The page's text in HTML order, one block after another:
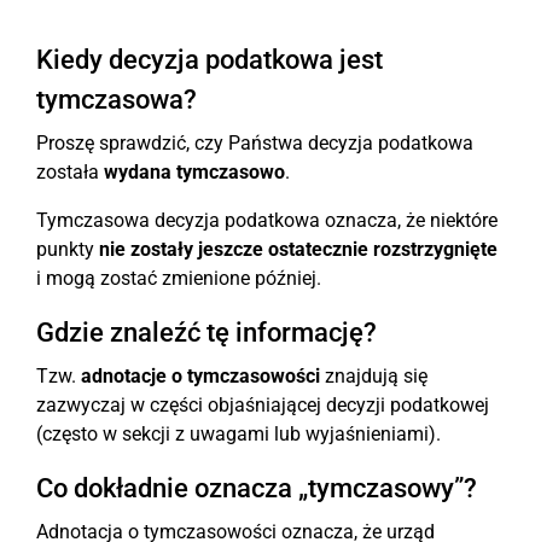
Kiedy decyzja podatkowa jest
tymczasowa?
Proszę sprawdzić, czy Państwa decyzja podatkowa
została wydana tymczasowo.
Tymczasowa decyzja podatkowa oznacza, że niektóre
punkty nie zostały jeszcze ostatecznie rozstrzygnięte
i mogą zostać zmienione później.
Gdzie znaleźć tę informację?
Tzw. adnotacje o tymczasowości znajdują się
zazwyczaj w części objaśniającej decyzji podatkowej
(często w sekcji z uwagami lub wyjaśnieniami).
Co dokładnie oznacza „tymczasowy”?
Adnotacja o tymczasowości oznacza, że urząd